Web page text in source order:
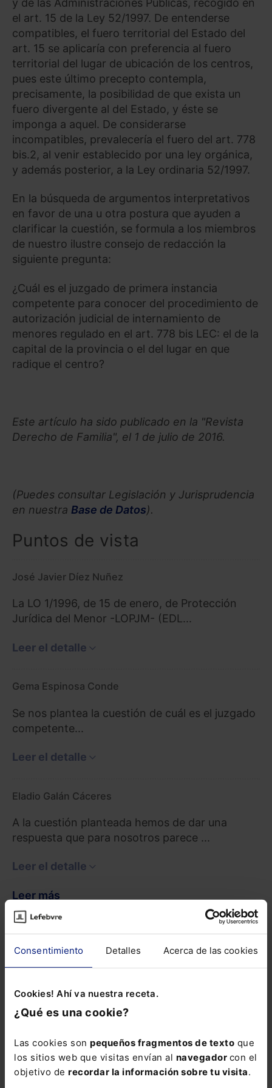
Consentimiento Detalles Acerca de las cookies
Cookies! Ahí va nuestra receta.
¿Qué es una cookie?
Las cookies son pequeños fragmentos de texto que
los sitios web que visitas envían al navegador con el
objetivo de recordar la información sobre tu visita.
el art. 15 de la Ley 52/1997. De entenderse
compatibles, el fuero territorial del Estado del
art. 15 se aplicaría con preferencia al fuero
territorial del lugar de ubicación de los centros,
pues este último precepto contempla,
precisamente, la posibilidad de que exista un
fuero divergente al del Estado, y éste se
imponga a aquel. De considerarse
incompatibles, prevalecería el fuero del art. 778
bis.2, al venir establecido por una ley orgánica,
y además posterior, a la Ley ordinaria 52/1997.
En la búsqueda de argumentos interpretativos
en favor de una u otra postura que ayuden a
clarificar la cuestión, se formula a los miembros
de nuestro ilustre consejo de redacción la
siguiente pregunta:
¿Cuál es el juzgado de primera instancia
competente para conocer del procedimiento de
autorización judicial de internamiento de
menores regulado en el art. 778 bis LEC: el de la
capital de la provincia o el del lugar en que
radique el centro?
Este artículo ha sido publicado en la "Revista
Derecho de Familia", el 1 de julio de 2016.
(Puedes consultar Legislación y Jurisprudencia
en nuestra Base de Datos).
Puntos de vista
José Javier Díez Nuñez
La LO 1/1996, de 15 de enero, de Protección
Jurídica del Menor -LOPJM- (EDL...
Leer el detalle
Gema Espinosa Conde
Se nos plantea la cuestión de cuál es el juzgado
competente...
Leer el detalle
Eladio Galán Cáceres
A la cuestión planteada hemos de dar una
respuesta que para nosotros parece ...
Leer el detalle
Leer más
Resultado
Aprobado por MAYORIA DE 8 VOTOS
partidarios de la competencia a favor de los
Juzgados de primera instancia de los lugares
art. 778.bis.2 LEC (EDL 2000/77463), en
detrimento de los Juzgados con sede en las
capitales de provincia, tal y como establece el